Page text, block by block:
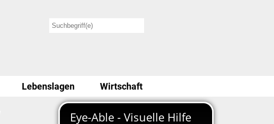
Lebenslagen Wirtschaft
Stellenausschreibung